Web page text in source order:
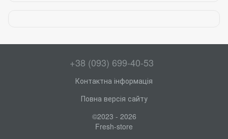
+38 (093) 699-40-53
Контактна інформація
Повна версія сайту
©2023 - 2026
Fresh-store